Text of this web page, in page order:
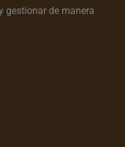
gestionar de manera